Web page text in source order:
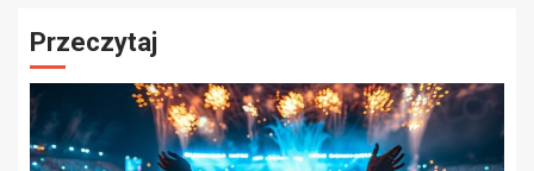
Przeczytaj